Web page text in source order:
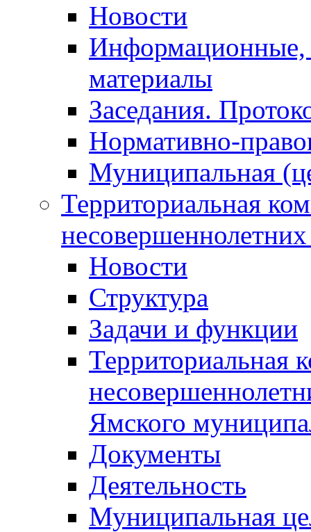
Новости
Информационные,
материалы
Заседания.
Нормативно-
Муниципальная
Территориальная
Новости
Структура
Задачи и функции
Территориальная
Ямского
Документы
Деятельность
Муниципальная